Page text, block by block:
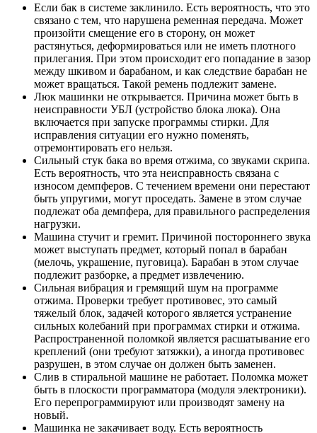
Если бак в системе заклинило. Есть вероятность, что это
связано с тем, что нарушена ременная передача. Может
произойти смещение его в сторону, он может
растянуться, деформироваться или не иметь плотного
прилегания. При этом происходит его попадание в зазор
между шкивом и барабаном, и как следствие барабан не
может вращаться. Такой ремень подлежит замене.
Люк машинки не открывается. Причина может быть в
неисправности УБЛ (устройство блока люка). Она
включается при запуске программы стирки. Для
исправления ситуации его нужно поменять,
отремонтировать его нельзя.
Сильный стук бака во время отжима, со звуками скрипа.
Есть вероятность, что эта неисправность связана с
износом демпферов. С течением времени они перестают
быть упругими, могут проседать. Замене в этом случае
подлежат оба демпфера, для правильного распределения
нагрузки.
Машина стучит и гремит. Причиной постороннего звука
может выступать предмет, который попал в барабан
(мелочь, украшение, пуговица). Барабан в этом случае
подлежит разборке, а предмет извлечению.
Сильная вибрация и гремящий шум на программе
отжима. Проверки требует противовес, это самый
тяжелый блок, задачей которого является устранение
сильных колебаний при программах стирки и отжима.
Распространенной поломкой является расшатывание его
креплений (они требуют затяжки), а иногда противовес
разрушен, в этом случае он должен быть заменен.
Слив в стиральной машине не работает. Поломка может
быть в плоскости программатора (модуля электроники).
Его перепрограммируют или производят замену на
новый.
Машинка не закачивает воду. Есть вероятность